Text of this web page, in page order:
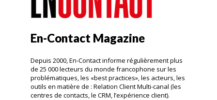
En-Contact Magazine
Depuis 2000, En-Contact informe régulièrement plus
de 25 000 lecteurs du monde francophone sur les
problématiques, les «best practices», les acteurs, les
outils en matière de : Relation Client Multi-canal (les
centres de contacts, le CRM, l’expérience client).